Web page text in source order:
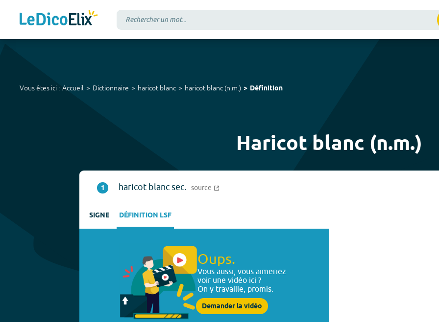
Vous êtes ici : Accueil Dictionnaire haricot blanc haricot blanc (n.m. ) Définition
Haricot blanc (n.m.)
1 haricot blanc sec. source
SIGNE DÉFINITION LSF
Oups.
Vous aussi, vous aimeriez
voir une vidéo ici ?
On y travaille, promis.
Demander la vidéo